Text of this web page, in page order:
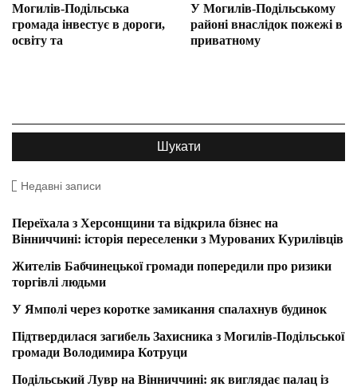
Могилів-Подільська
громада інвестує в дороги,
освіту та
У Могилів-Подільському
районі внаслідок пожежі в
приватному
Недавні записи
Переїхала з Херсонщини та відкрила бізнес на
Вінниччині: історія переселенки з Мурованих Курилівців
Жителів Бабчинецької громади попередили про ризики
торгівлі людьми
У Ямполі через коротке замикання спалахнув будинок
Підтвердилася загибель Захисника з Могилів-Подільської
громади Володимира Котруци
Подільський Лувр на Вінниччині: як виглядає палац із